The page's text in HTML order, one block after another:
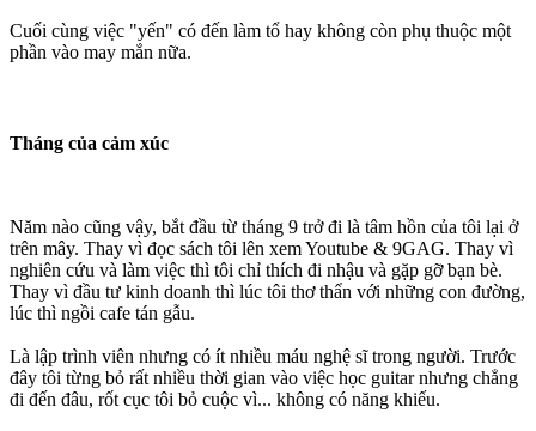
Cuối cùng việc "yến" có đến làm tổ hay không còn phụ thuộc một
phần vào may mắn nữa.
Tháng của cảm xúc
Năm nào cũng vậy, bắt đầu từ tháng 9 trở đi là tâm hồn của tôi lại ở
trên mây. Thay vì đọc sách tôi lên xem Youtube & 9GAG. Thay vì
nghiên cứu và làm việc thì tôi chỉ thích đi nhậu và gặp gỡ bạn bè.
Thay vì đầu tư kinh doanh thì lúc tôi thơ thẩn với những con đường,
lúc thì ngồi cafe tán gẫu.
Là lập trình viên nhưng có ít nhiều máu nghệ sĩ trong người. Trước
đây tôi từng bỏ rất nhiều thời gian vào việc học guitar nhưng chẳng
đi đến đâu, rốt cục tôi bỏ cuộc vì... không có năng khiếu.